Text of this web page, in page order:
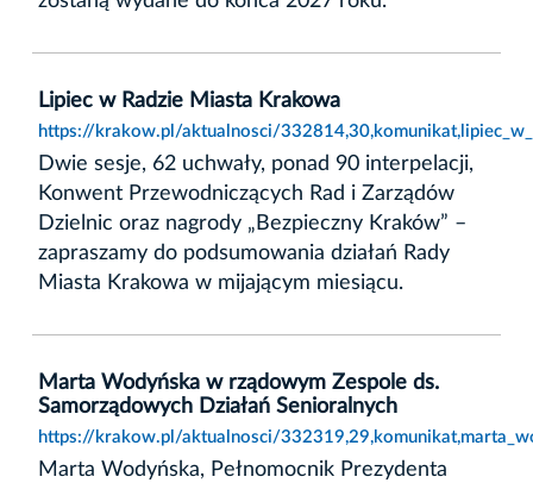
Lipiec w Radzie Miasta Krakowa
https://krakow.pl/aktualnosci/
Dwie sesje, 62 uchwały, ponad 90 interpelacji,
Konwent Przewodniczących Rad i Zarządów
Dzielnic oraz nagrody „Bezpieczny Kraków” –
zapraszamy do podsumowania działań Rady
Miasta Krakowa w mijającym miesiącu.
Marta Wodyńska w rządowym Zespole ds.
Samorządowych Działań Senioralnych
https://krakow.pl/aktualnosci/
Marta Wodyńska, Pełnomocnik Prezydenta